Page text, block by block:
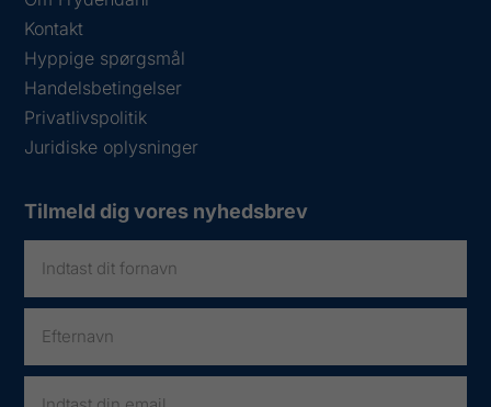
Kontakt
Hyppige spørgsmål
Handelsbetingelser
Privatlivspolitik
Juridiske oplysninger
Tilmeld dig vores nyhedsbrev